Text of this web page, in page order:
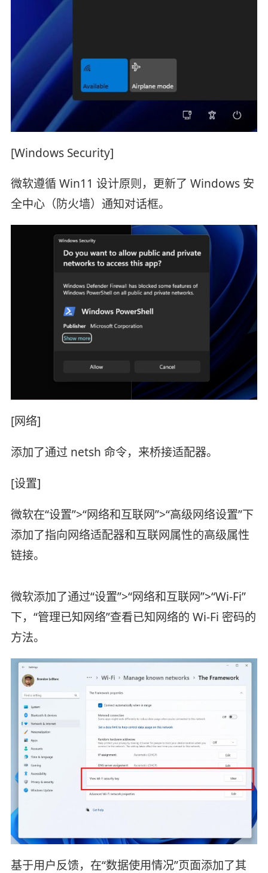
[Windows Security]
微软遵循 Win11 设计原则，更新了 Windows 安
全中心（防火墙）通知对话框。
[网络]
添加了通过 netsh 命令，来桥接适配器。
[设置]
微软在“设置”>“网络和互联网”>“高级网络设置”下
添加了指向网络适配器和互联网属性的高级属性
链接。
微软添加了通过“设置”>“网络和互联网”>“Wi-Fi”
下，“管理已知网络”查看已知网络的 Wi-Fi 密码的
方法。
基于用户反馈，在“数据使用情况”页面添加了其